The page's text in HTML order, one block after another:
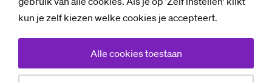
kun je zelf kiezen welke cookies je accepteert.
Alle cookies toestaan